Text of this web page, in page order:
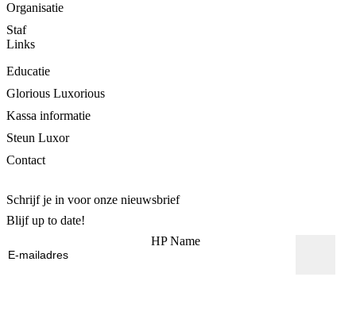
Organisatie
Staf
Links
Educatie
Glorious Luxorious
Kassa informatie
Steun Luxor
Contact
Schrijf je in voor onze nieuwsbrief
Blijf up to date!
HP Name